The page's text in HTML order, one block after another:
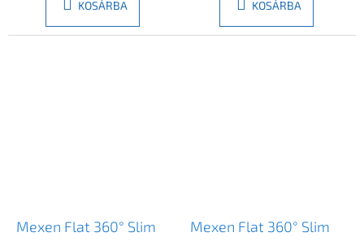
KOSÁRBA KOSÁRBA
Mexen Flat 360° Slim
Mexen Flat 360° Slim